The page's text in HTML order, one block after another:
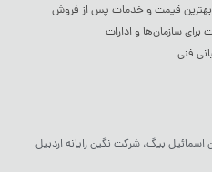
بهترین قیمت و خدمات پس از فروش
برای سازمان‌ها و ادارات
فنی
بیگ، شرکت نگین رایانه اردبیل